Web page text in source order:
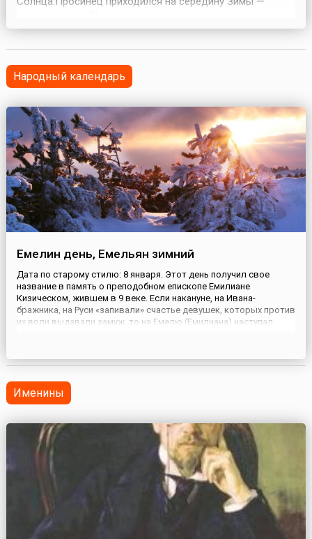
славян по велению богов возвращается солнечное
холо...
Народный календарь
Емелин день, Емельян зимний
Дата по старому стилю: 8 января. Этот день получил свое
название в память о преподобном епископе Емилиане
Кизическом, жившем в 9 веке. Если накануне, на Ивана-
бражника, на Руси «запивали» счастье девушек, которых против
их воли выдавали замуж, то на Емелю (Емилиана) наступал
супруж...
Именины